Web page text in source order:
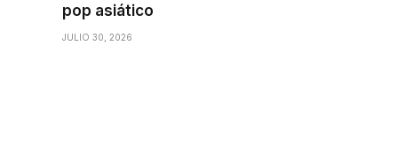
pop asiático
JULIO 30, 2026